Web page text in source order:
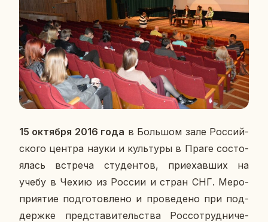
15 ок­тяб­ря 2016 года в Боль­шом зале Рос­сий­
ско­го центра науки и куль­ту­ры в Праге со­сто­
я­лась встре­ча сту­ден­тов, при­е­хав­ших на
учебу в Чехию из России и стран СНГ. Ме­ро­
при­я­тие под­го­тов­ле­но и про­ве­де­но при под­
держ­ке пред­ста­ви­тель­ства Рос­со­труд­ни­че­